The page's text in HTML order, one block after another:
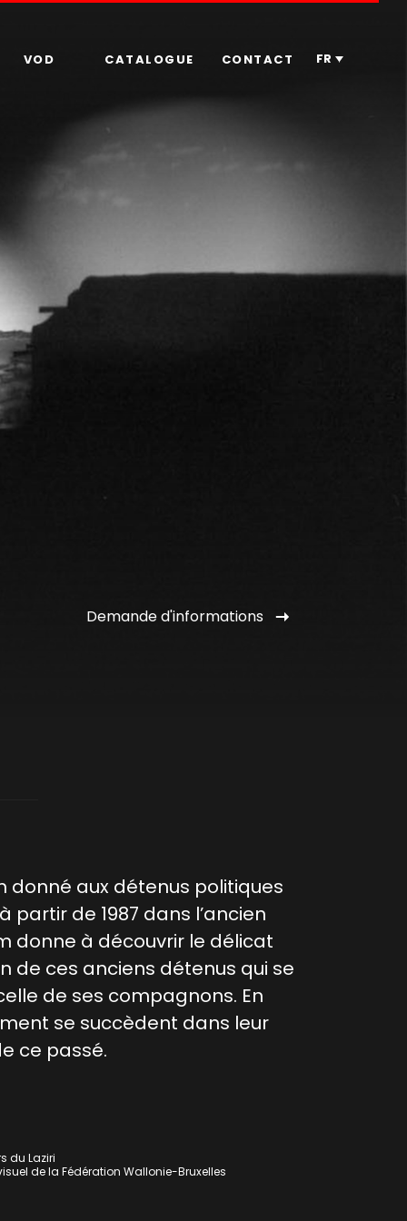
VOD CONTACT
CATALOGUE FR
Demande d'informations
donné aux détenus politiques
de 1987 dans l’ancien
donne à découvrir le délicat
de ces anciens détenus qui se
de ses compagnons. En
se succèdent dans leur
ce passé.
du Laziri
de la Fédération Wallonie-Bruxelles